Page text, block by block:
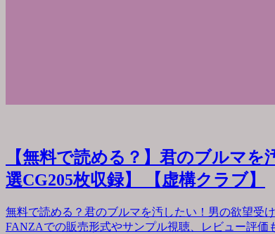
【無料で読める？】君のブルマ
選CG205枚収録】 【虚構クラブ】
無料で読める？君のブルマを汚したい！男の欲望受
FANZAでの販売形式やサンプル視聴、レビュー評価